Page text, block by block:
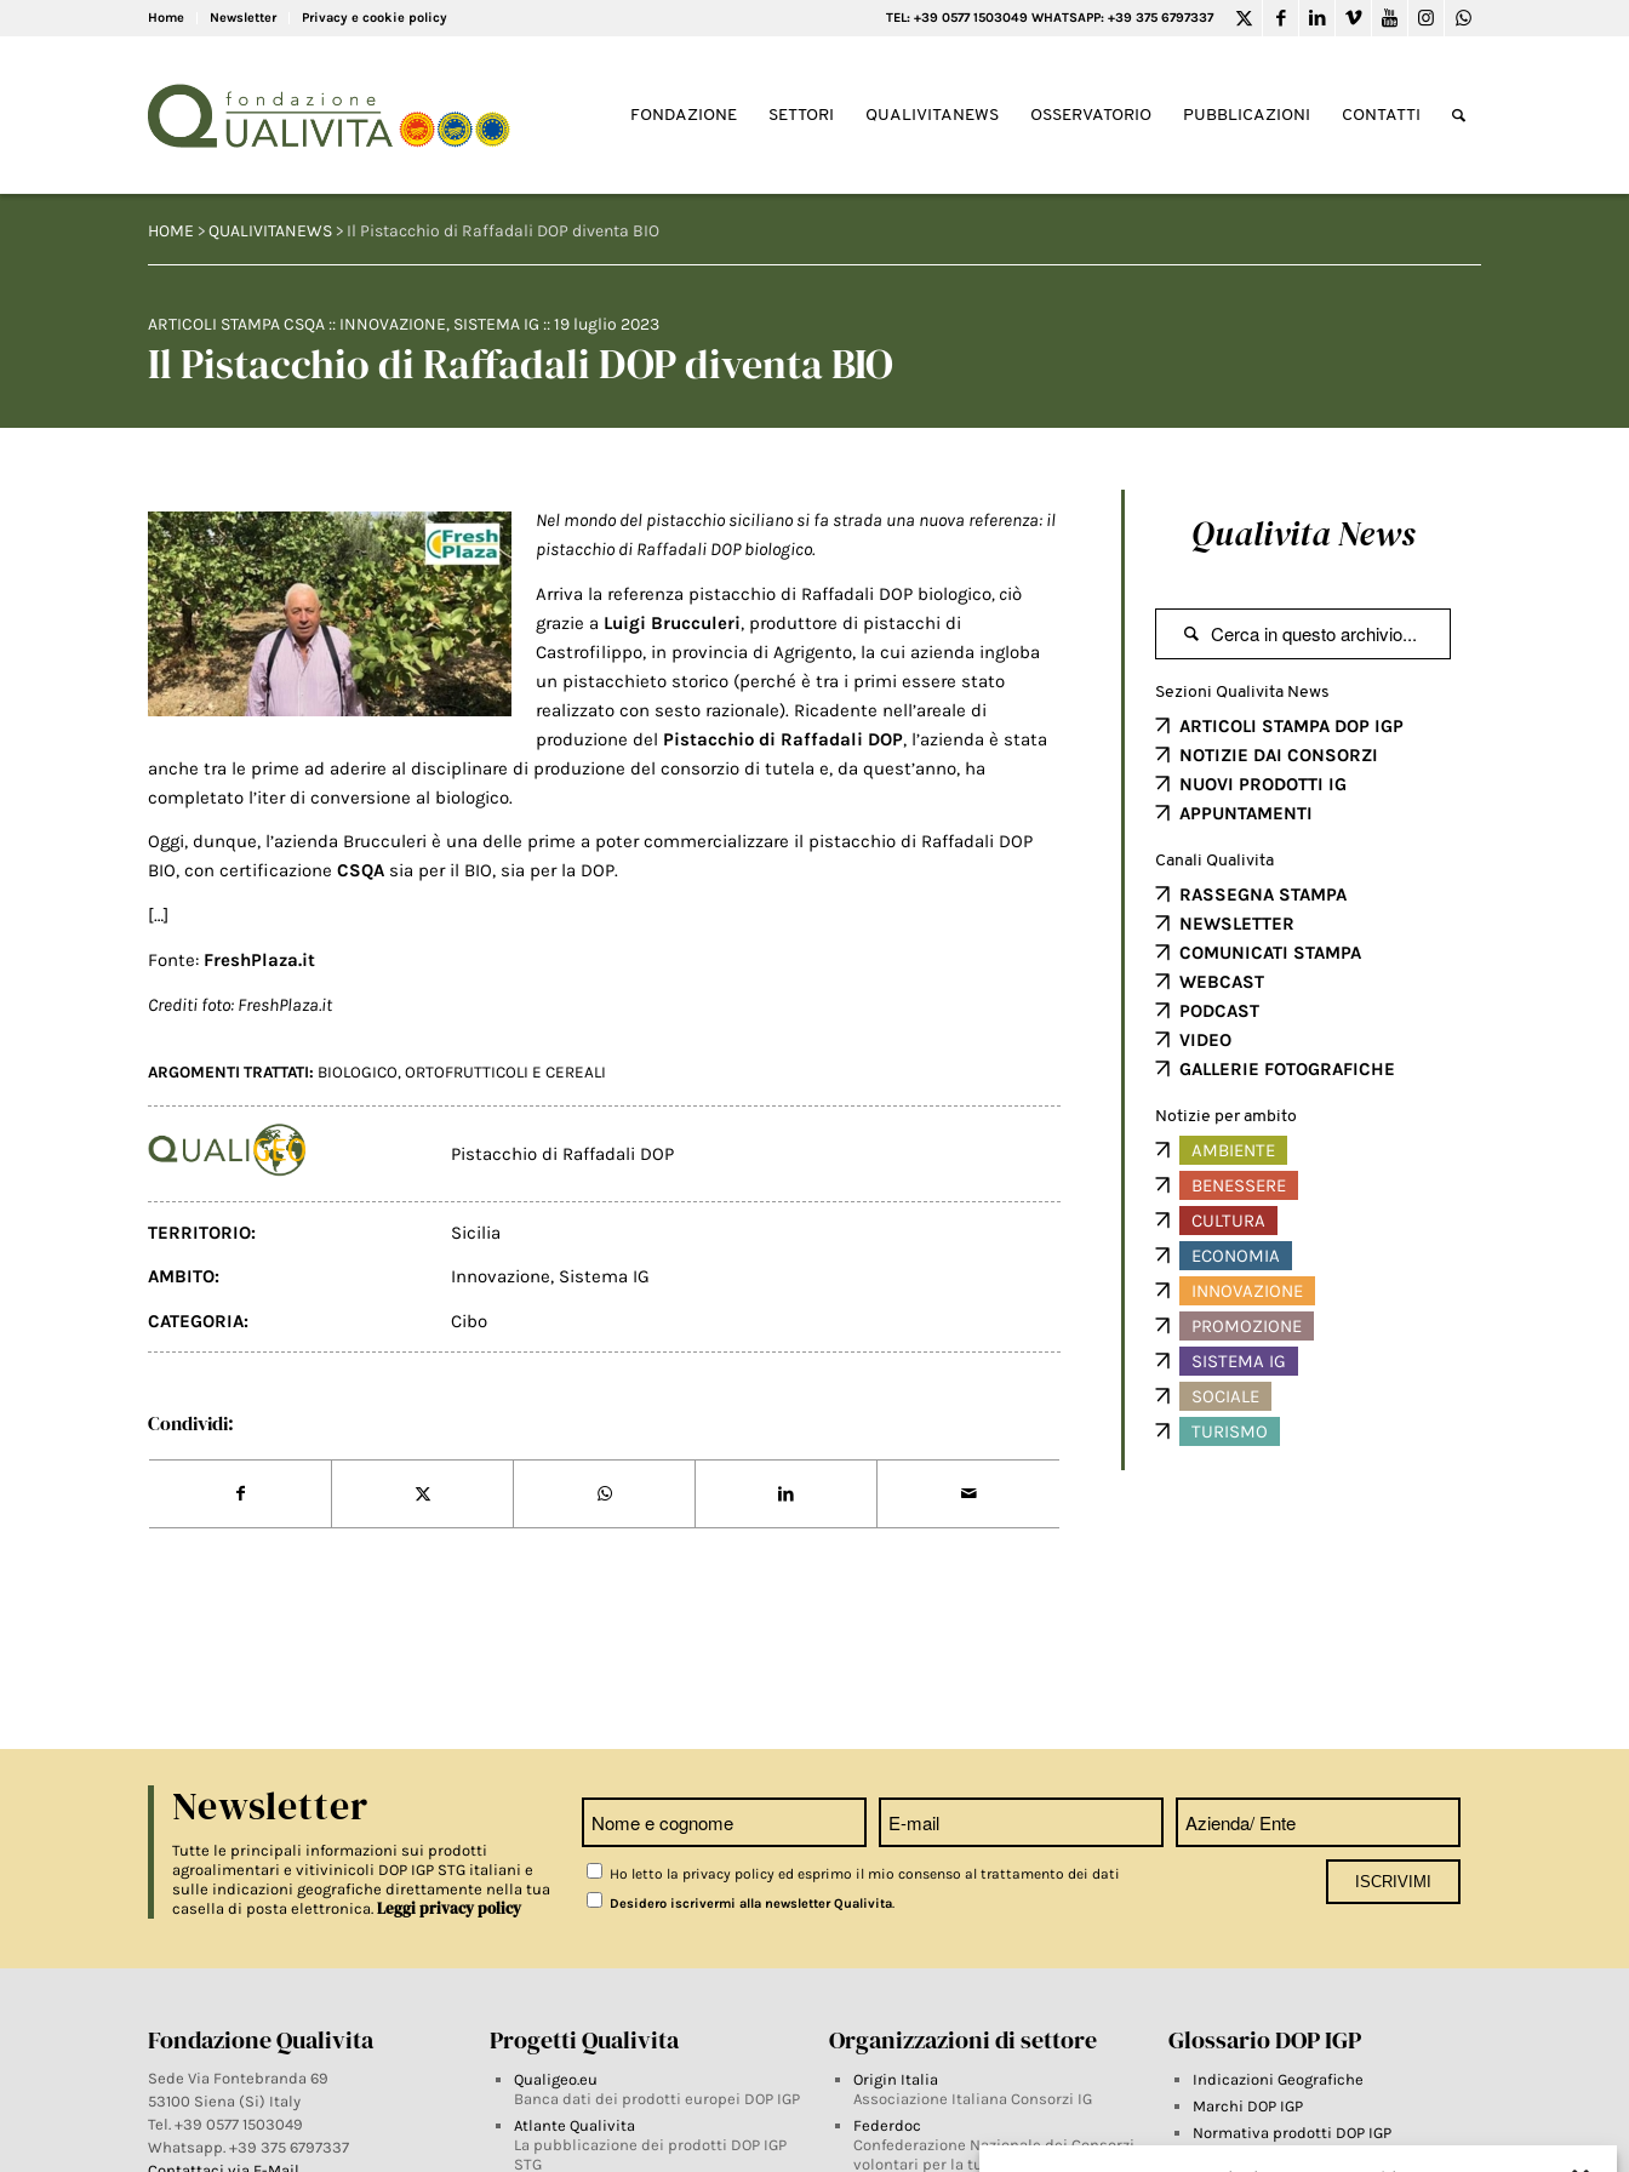
Home Newsletter Privacy e cookie policy TEL: +39 0577 1503049 WHATSAPP: +39 375 6797337
FONDAZIONE SETTORI QUALIVITANEWS OSSERVATORIO PUBBLICAZIONI CONTATTI
HOME >QUALIVITANEWS > Il Pistacchio di Raffadali DOP diventa BIO
ARTICOLI STAMPA CSQA :: INNOVAZIONE, SISTEMA IG ::19 luglio 2023
Il Pistacchio di Raffadali DOP diventa BIO
Nel mondo del pistacchio siciliano si fa strada una nuova referenza: il
pistacchio di Raffadali DOP biologico.
Arriva la referenza pistacchio di Raffadali DOP biologico, ciò
grazie a Luigi Brucculeri, produttore di pistacchi di
Castrofilippo, in provincia di Agrigento, la cui azienda ingloba
un pistacchieto storico (perché è tra i primi essere stato
realizzato con sesto razionale). Ricadente nell’areale di
produzione del Pistacchio di Raffadali DOP, l’azienda è stata
anche tra le prime ad aderire al disciplinare di produzione del consorzio di tutela e, da quest’anno, ha
completato l’iter di conversione al biologico.
Oggi, dunque, l’azienda Brucculeri è una delle prime a poter commercializzare il pistacchio di Raffadali DOP
BIO, con certificazione CSQA sia per il BIO, sia per la DOP.
[…]
Fonte: FreshPlaza.it
Crediti foto: FreshPlaza.it
ARGOMENTI TRATTATI: BIOLOGICO, ORTOFRUTTICOLI E CEREALI
Pistacchio di Raffadali DOP
TERRITORIO: Sicilia
AMBITO: Innovazione, Sistema IG
CATEGORIA: Cibo
Condividi:
Qualivita News

Sezioni Qualivita News
ARTICOLI STAMPA DOP IGP
NOTIZIE DAI CONSORZI
NUOVI PRODOTTI IG
APPUNTAMENTI
Canali Qualivita
RASSEGNA STAMPA
NEWSLETTER
COMUNICATI STAMPA
WEBCAST
PODCAST
VIDEO
GALLERIE FOTOGRAFICHE
Notizie per ambito
AMBIENTE
BENESSERE
CULTURA
ECONOMIA
INNOVAZIONE
PROMOZIONE
SISTEMA IG
SOCIALE
TURISMO
Newsletter
Tutte le principali informazioni sui prodotti
agroalimentari e vitivinicoli DOP IGP STG italiani e
sulle indicazioni geografiche direttamente nella tua
casella di posta elettronica. Leggi privacy policy
Ho letto la privacy policy ed esprimo il mio consenso al trattamento dei dati
Desidero iscrivermi alla newsletter Qualivita
Fondazione Qualivita
Sede Via Fontebranda 69
53100 Siena (Si) Italy
Tel. +39 0577 1503049
Whatsapp. +39 375 6797337
Progetti Qualivita
Qualigeo.eu
Banca dati dei prodotti europei DOP IGP
Atlante Qualivita
La pubblicazione dei prodotti DOP IGP
STG
Organizzazioni di settore
Origin Italia
Associazione Italiana Consorzi IG
Federdoc
Confederazione Nazionale dei Consorzi
volontari per la tutela delle
Glossario DOP IGP
Indicazioni Geografiche
Marchi DOP IGP
Normativa prodotti DOP IGP